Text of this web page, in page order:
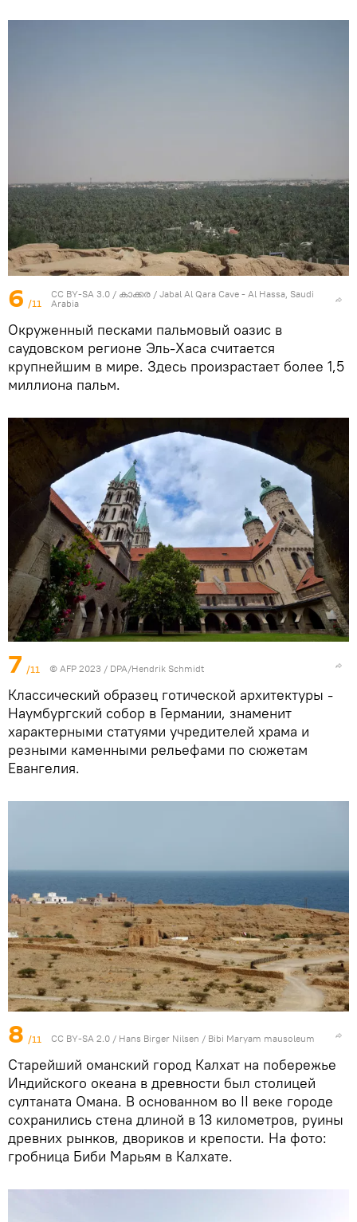
6 /11
CC BY-SA 3.0 / കാക്കര / Jabal Al Qara Cave - Al Hassa, Saudi
Arabia
Окруженный песками пальмовый оазис в
саудовском регионе Эль-Хаса считается
крупнейшим в мире. Здесь произрастает более 1,5
миллиона пальм.
7 /11 © AFP 2023 / DPA/Hendrik Schmidt
Классический образец готической архитектуры -
Наумбургский собор в Германии, знаменит
характерными статуями учредителей храма и
резными каменными рельефами по сюжетам
Евангелия.
8 /11 CC BY-SA 2.0 / Hans Birger Nilsen / Bibi Maryam mausoleum
Старейший оманский город Калхат на побережье
Индийского океана в древности был столицей
султаната Омана. В основанном во II веке городе
сохранились стена длиной в 13 километров, руины
древних рынков, двориков и крепости. На фото:
гробница Биби Марьям в Калхате.